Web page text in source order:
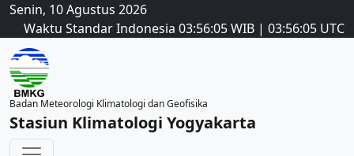
Senin, 10 Agustus 2026
Waktu Standar Indonesia 03:56:06WIB | 03:56:06 UTC
Badan Meteorologi Klimatologi dan Geofisika
Stasiun Klimatologi Yogyakarta